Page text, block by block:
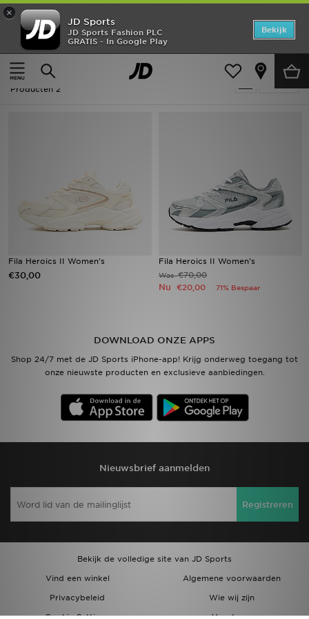
×
JD Sports
JD Sports Fashion PLC
GRATIS - In Google Play
Bekijk
Thuis
Dames
Dames - Fila Heroics
Producten 2
Fila Heroics II Women's
€30,00
Fila Heroics II Women's
Was€70,00
Nu €20,00 71% Bespaar
DOWNLOAD ONZE APPS
Shop 24/7 met de JD Sports iPhone-app! Krijg onderweg toegang tot
onze nieuwste producten en exclusieve aanbiedingen.
Nieuwsbrief aanmelden
Registreren
Bekijk de volledige site van JD Sports
Vind een winkel
Algemene voorwaarden
Privacybeleid
Wie wij zijn
Cookie Settings
Vacatures
Home
Offers
New In
Collecties
Sports
Bestelling traceren
Download de app
Wie wij zijn